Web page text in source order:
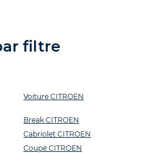
filtre
Voiture CITROEN
Break CITROEN
Cabriolet CITROEN
Coupé CITROEN